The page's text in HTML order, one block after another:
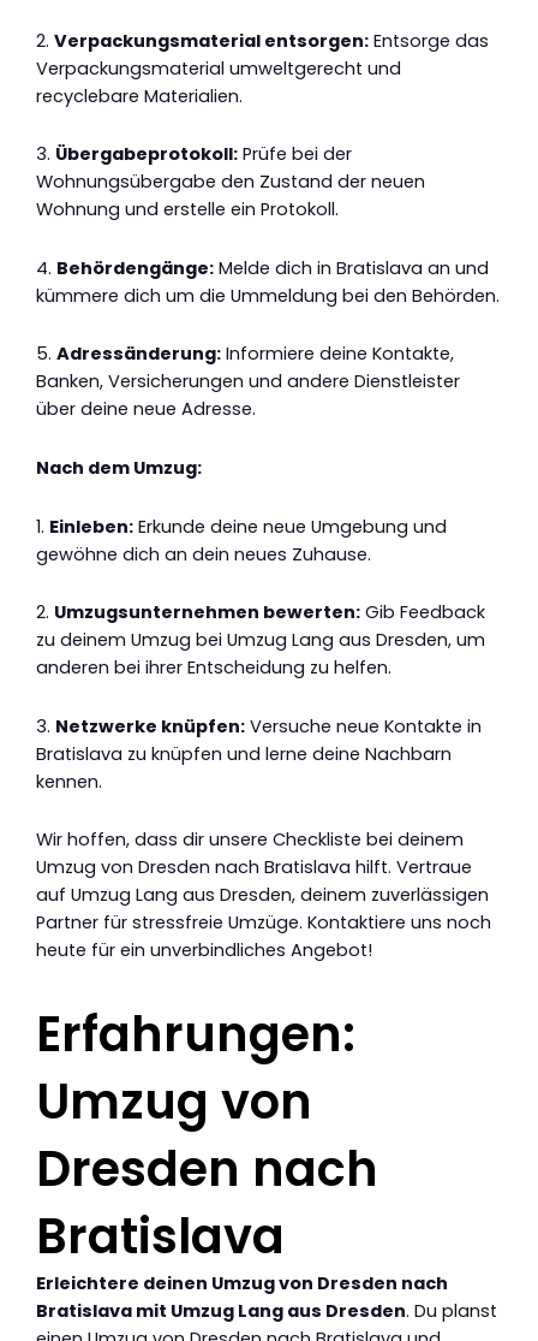
2. Verpackungsmaterial entsorgen: Entsorge das
Verpackungsmaterial umweltgerecht und
recyclebare Materialien.
3. Übergabeprotokoll: Prüfe bei der
Wohnungsübergabe den Zustand der neuen
Wohnung und erstelle ein Protokoll.
4. Behördengänge: Melde dich in Bratislava an und
kümmere dich um die Ummeldung bei den Behörden.
5. Adressänderung: Informiere deine Kontakte,
Banken, Versicherungen und andere Dienstleister
über deine neue Adresse.
Nach dem Umzug:
1. Einleben: Erkunde deine neue Umgebung und
gewöhne dich an dein neues Zuhause.
2. Umzugsunternehmen bewerten: Gib Feedback
zu deinem Umzug bei Umzug Lang aus Dresden, um
anderen bei ihrer Entscheidung zu helfen.
3. Netzwerke knüpfen: Versuche neue Kontakte in
Bratislava zu knüpfen und lerne deine Nachbarn
kennen.
Wir hoffen, dass dir unsere Checkliste bei deinem
Umzug von Dresden nach Bratislava hilft. Vertraue
auf Umzug Lang aus Dresden, deinem zuverlässigen
Partner für stressfreie Umzüge. Kontaktiere uns noch
heute für ein unverbindliches Angebot!
Erfahrungen:
Umzug von
Dresden nach
Bratislava
Erleichtere deinen Umzug von Dresden nach
Bratislava mit Umzug Lang aus Dresden. Du planst